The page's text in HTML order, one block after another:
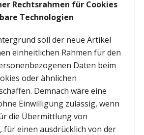
Rechtsrahmen für Cookies
Technologien
soll der neue Artikel
einheitlichen Rahmen für den
Daten beim
oder ähnlichen
Demnach wäre eine
Einwilligung zulässig, wenn
die Übermittlung von
einen ausdrücklich von der